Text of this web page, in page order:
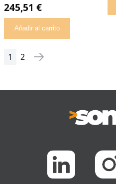
245,51 €
Añadir al carrito
Página
Actualmente estás leyendo
1 Página
2 Página
Siguiente